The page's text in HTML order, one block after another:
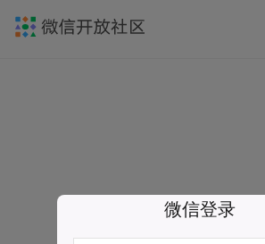
微信登录